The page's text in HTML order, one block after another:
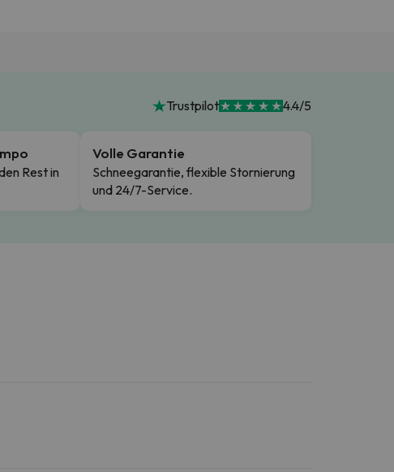
Trustpilot 4.4/5
Rest in
Volle Garantie
Schneegarantie, flexible Stornierung
und 24/7-Service.